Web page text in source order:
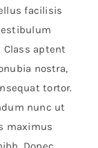
facilisis
aptent
nostra,
tortor.
nunc ut
maximus